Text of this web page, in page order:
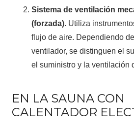
Sistema de ventilación
(forzada). Utiliza
flujo de aire. Dependiendo
ventilador, se distinguen el
el suministro y la ventilación
EN LA SAUNA CON
CALENTADOR